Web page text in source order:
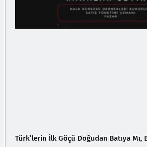
Türk’lerin İlk Göçü Doğudan Batıya Mı,